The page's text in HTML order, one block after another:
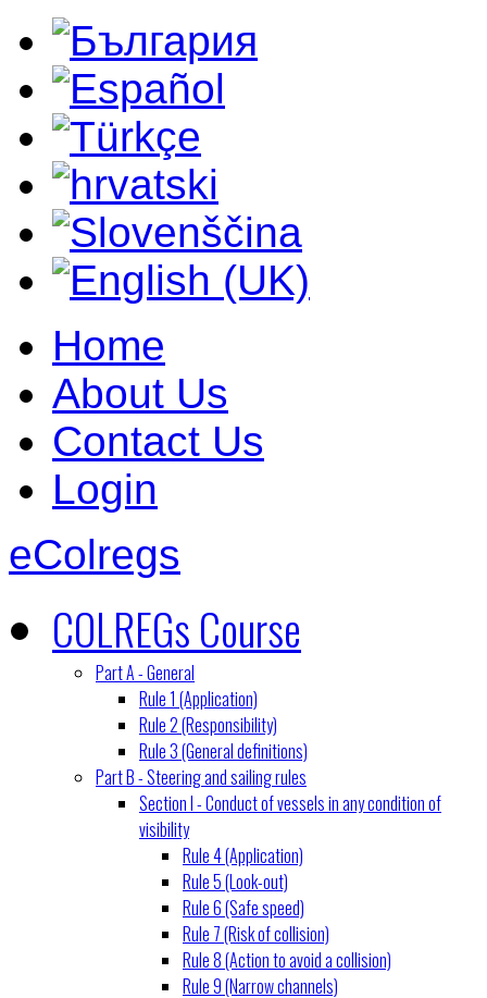
Home
About Us
Contact Us
Login
eColregs
COLREGs Course
Part A - General
Rule 1 (Application)
Rule 2 (Responsibility)
Rule 3 (General definitions)
Part B - Steering and sailing rules
Section I - Conduct of vessels in any condition of
visibility
Rule 4 (Application)
Rule 5 (Look-out)
Rule 6 (Safe speed)
Rule 7 (Risk of collision)
Rule 8 (Action to avoid a collision)
Rule 9 (Narrow channels)